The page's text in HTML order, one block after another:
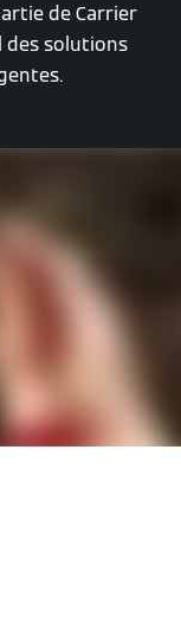
de Carrier
des solutions